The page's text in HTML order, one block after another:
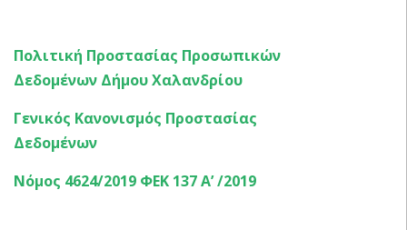
Πολιτική Προστασίας Προσωπικών
Δεδομένων Δήμου Χαλανδρίου
Γενικός Κανονισμός Προστασίας
Δεδομένων
Νόμος 4624/2019 ΦΕΚ 137 Α’ /2019